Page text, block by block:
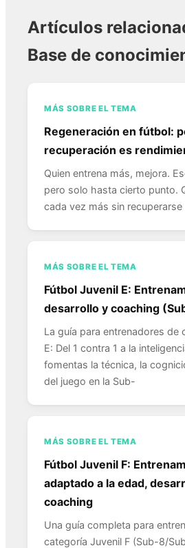
Artículos
Base de
MÁS SOBRE EL TEMA
Regeneración en fútbol:
recuperación es
Quien entrena más, mejora.
pero solo hasta cierto punto.
cada vez más sin recuperarse
MÁS SOBRE EL TEMA
Fútbol Juvenil E:
desarrollo y coaching
La guía para entrenadores de
E: Del 1 contra 1 a la
fomentas la técnica, la
del juego en la Sub-
MÁS SOBRE EL TEMA
Fútbol Juvenil F:
adaptado a la edad,
coaching
Una guía completa para
categoría Juvenil F (Sub-8/